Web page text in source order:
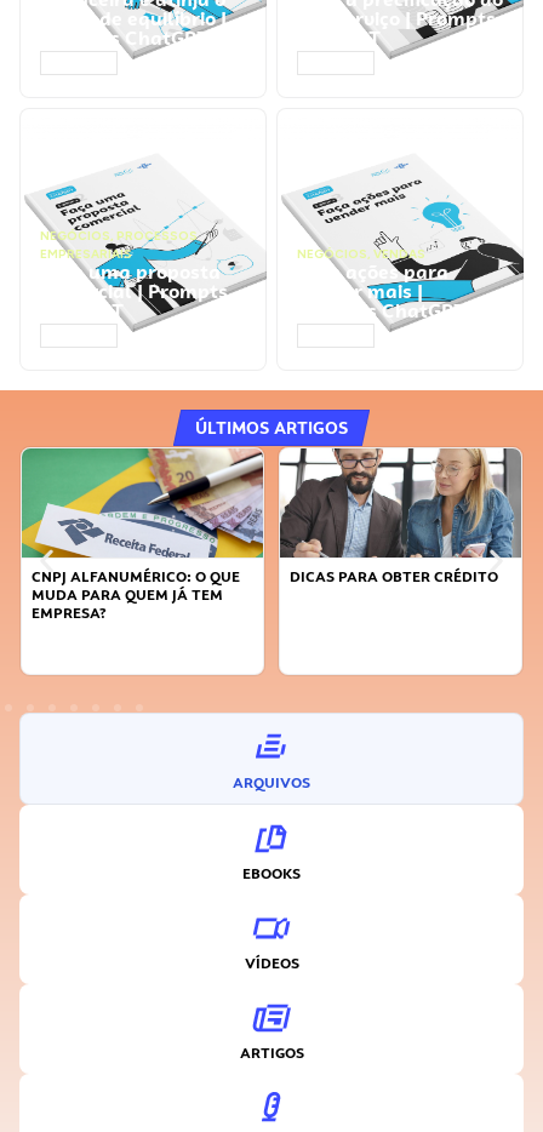
ponto de equilíbrio |
Prompts ChatGPT
seu serviço | Prompts
ChatGPT
NEGÓCIOS, PROCESSOS
EMPRESARIAIS
Faça uma proposta
comercial | Prompts
ChatGPT
NEGÓCIOS, VENDAS
Faça ações para
vender mais |
Prompts ChatGPT
ÚLTIMOS ARTIGOS
CNPJ ALFANUMÉRICO: O QUE
MUDA PARA QUEM JÁ TEM
EMPRESA?
DICAS PARA OBTER CRÉDITO
ARQUIVOS
EBOOKS
VÍDEOS
ARTIGOS